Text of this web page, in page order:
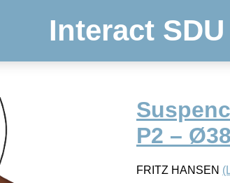
Interact SDU
P2 –
FRITZ HANSEN